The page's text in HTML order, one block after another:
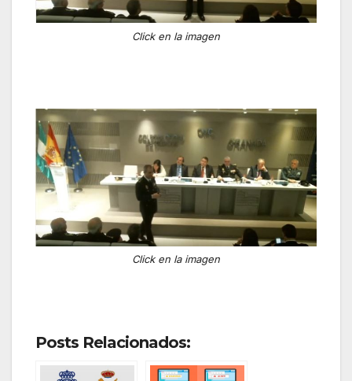
Click en la imagen
Click en la imagen
Posts Relacionados: